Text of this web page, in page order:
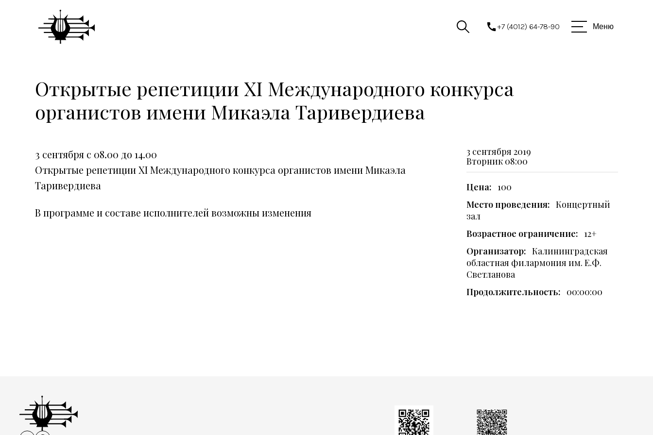
+7 (4012) 64-78-90 Меню
Открытые репетиции ХI Международного конкурса
органистов имени Микаэла Таривердиева
3 сентября с 08.00 до 14.00
Открытые репетиции ХI Международного конкурса органистов имени Микаэла
Таривердиева
В программе и составе исполнителей возможны изменения
3 сентября 2019
Вторник 08:00
Цена: 100
Место проведения: Концертный
зал
Возрастное ограничение: 12+
Организатор: Калининградская
областная филармония им. Е.Ф.
Светланова
Продолжительность: 00:00:00